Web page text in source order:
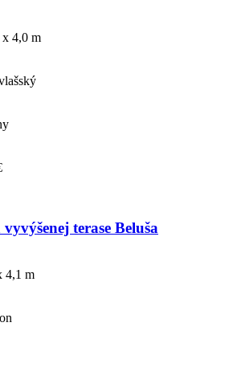
x 4,0 m
terase Beluša
4,1 m